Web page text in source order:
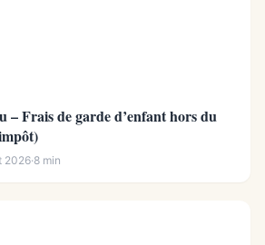
– Frais de garde d’enfant hors du
2026·8 min